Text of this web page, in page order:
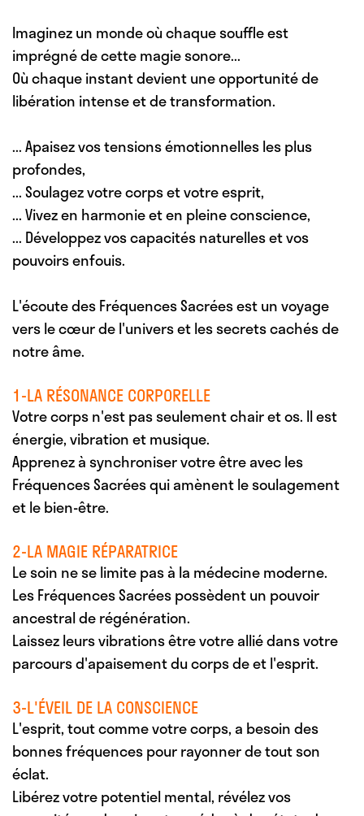
Imaginez un monde où chaque souffle est
imprégné de cette magie sonore...
Où chaque instant devient une opportunité de
libération intense et de transformation.
... Apaisezvos tensions émotionnelles les plus
profondes,
... Soulagezvotre corps et votre esprit,
... Vivezen harmonie et en pleine conscience,
... Développezvos capacités naturelles et vos
pouvoirs enfouis.
L'écoute des Fréquences Sacrées est un voyage
vers le cœur de l'univers et les secrets cachés de
notre âme.
1-LA RÉSONANCE CORPORELLE
Votre corps n'est pas seulement chair et os. Il est
énergie, vibration et musique.
Apprenez à synchroniser votre être avec les
Fréquences Sacrées qui amènent le soulagement
et le bien-être.
2-LA MAGIE RÉPARATRICE
Le soin ne se limite pas à la médecine moderne.
Les Fréquences Sacrées possèdent un pouvoir
ancestral de régénération.
Laissez leurs vibrations être votre allié dans votre
parcours d'apaisement du corps de et l'esprit.
3-L'ÉVEIL DE LA CONSCIENCE
L'esprit, tout comme votre corps, a besoin des
bonnes fréquences pour rayonner de tout son
éclat.
Libérez votre potentiel mental, révélez vos